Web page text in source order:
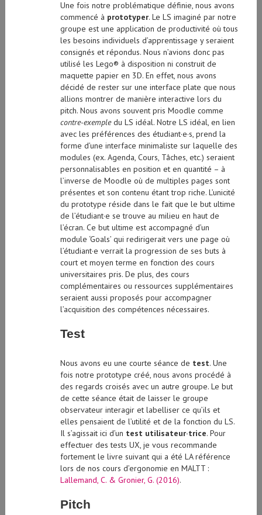
commencé àprototyper. Le LS imaginé par notre
groupe est une application de productivité où tous
les besoins individuels d’apprentissage y seraient
consignés et répondus. Nous n’avions donc pas
utilisé les Lego® à disposition ni construit de
maquette papier en 3D. En effet, nous avons
décidé de rester sur une interface plate que nous
allions montrer de manière interactive lors du
pitch. Nous avons souvent pris Moodle comme
contre-exempledu LS idéal. Notre LS idéal, en lien
avec les préférences des étudiant·e·s, prend la
forme d’une interface minimaliste sur laquelle des
modules (ex. Agenda, Cours, Tâches, etc.) seraient
personnalisables en position et en quantité – à
l’inverse de Moodle où de multiples pages sont
présentes et son contenu étant trop riche. L’unicité
du prototype réside dans le fait que le but ultime
de l’étudiant·e se trouve au milieu en haut de
l’écran. Ce but ultime est accompagné d’un
module ‘Goals’ qui redirigerait vers une page où
l’étudiant·e verrait la progression de ses buts à
court et moyen terme en fonction des cours
universitaires pris. De plus, des cours
complémentaires ou ressources supplémentaires
seraient aussi proposés pour accompagner
l’acquisition des compétences nécessaires.
fois notre prototype créé, nous avons procédé à
des regards croisés avec un autre groupe. Le but
de cette séance était de laisser le groupe
observateur interagir et labelliser ce qu’ils et
elles pensaient de l’utilité et de la fonction du LS.
Il s’agissait ici d’un test utilisateur·trice. Pour
effectuer des tests UX, je vous recommande
fortement le livre suivant qui a été LA référence
lors de nos cours d’ergonomie en MALTT :
Lallemand, C. & Gronier, G. (2016)